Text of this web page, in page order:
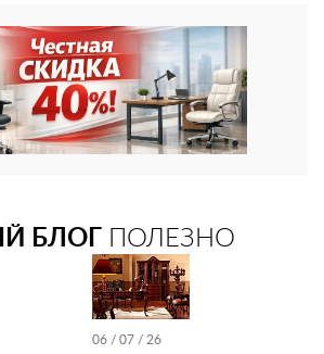
БЛОГ ПОЛЕЗНО
06 / 07 / 26